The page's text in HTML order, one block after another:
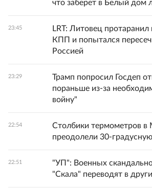
что заберет в Белый дом
23:45
LRT: Литовец
КПП и попытался
Россией
23:29
Трамп попросил Госдеп
пораньше из-за
войну"
22:54
Столбики термометров в
преодолели 30-
22:51
"УП": Военных
"Скала" переводят в